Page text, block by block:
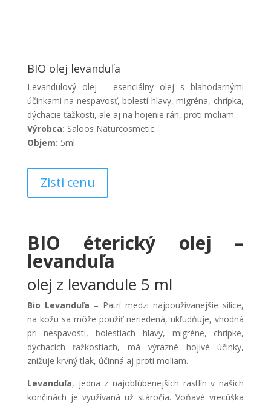
BIO olej levanduľa
Levandulový olej – esenciálny olej s blahodarnými
účinkami na nespavosť, bolestí hlavy, migréna, chrípka,
dýchacie ťažkosti, ale aj na hojenie rán, proti moliam.
Výrobca: Saloos Naturcosmetic
Objem: 5ml
Zisti cenu
BIO éterický olej –
levanduľa
olej z levandule 5 ml
Bio Levanduľa – Patrí medzi najpoužívanejšie silice,
na kožu sa môže použiť neriedená, ukľudňuje, vhodná
pri nespavosti, bolestiach hlavy, migréne, chrípke,
dýchacích ťažkostiach, má výrazné hojivé účinky,
znižuje krvný tlak, účinná aj proti moliam.
Levanduľa, jedna z najobľúbenejších rastlín v našich
končinách je využívaná už stáročia. Voňavé vrecúška